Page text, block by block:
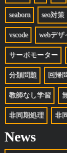
seaborn seo対策
vscode webデザ
サーボモーター
分類問題 回帰
教師なし学習
非同期処理 非
News